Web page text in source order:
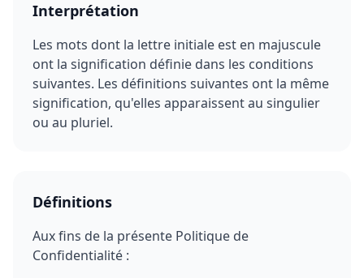
Interprétation
Les mots dont la lettre initiale est en majuscule
ont la signification définie dans les conditions
suivantes. Les définitions suivantes ont la même
signification, qu'elles apparaissent au singulier
ou au pluriel.
Définitions
Aux fins de la présente Politique de
Confidentialité :